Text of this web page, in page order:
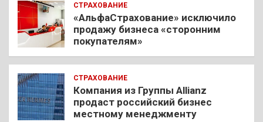
СТРАХОВАНИЕ
«АльфаСтрахование» исключило
продажу бизнеса «сторонним
покупателям»
СТРАХОВАНИЕ
Компания из Группы Allianz
продаст российский бизнес
местному менеджменту